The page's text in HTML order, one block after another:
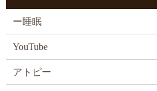
ー睡眠
YouTube
アトピー